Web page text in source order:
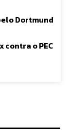
Dortmund
contra o PEC